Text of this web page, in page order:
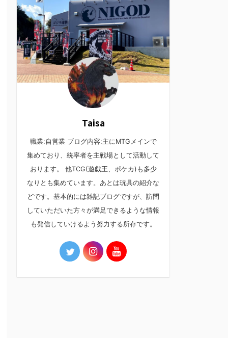
Taisa
職業:自営業 ブログ内容:主にMTGメインで
集めており、統率者を主戦場として活動して
おります。 他TCG(遊戯王、ポケカ)も多少
なりとも集めています。あとは玩具の紹介な
どです。基本的には雑記ブログですが、訪問
していただいた方々が満足できるような情報
も発信していけるよう努力する所存です。